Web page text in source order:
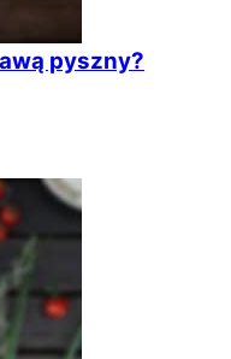
pyszny?